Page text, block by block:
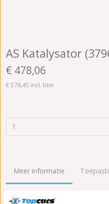
AS Katalysator
€ 478,06
€ 578,45 incl. btw
Meer informatie
Origineel nummers